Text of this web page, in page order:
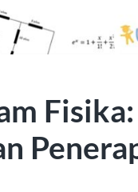
Fisika: